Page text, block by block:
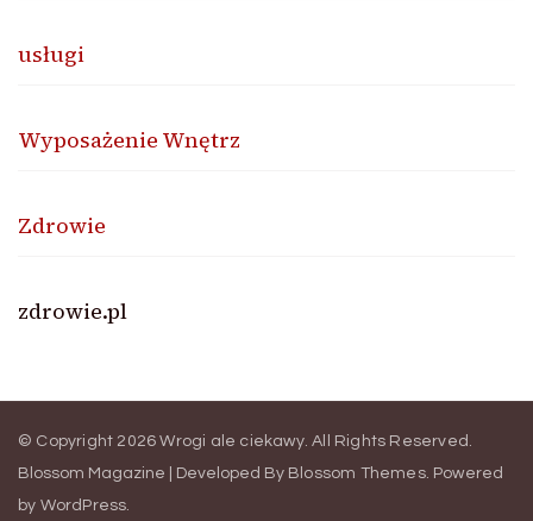
usługi
Wyposażenie Wnętrz
Zdrowie
zdrowie.pl
© Copyright 2026Wrogi ale ciekawy. All Rights Reserved.
Blossom Magazine | Developed By Blossom Themes. Powered
by WordPress.